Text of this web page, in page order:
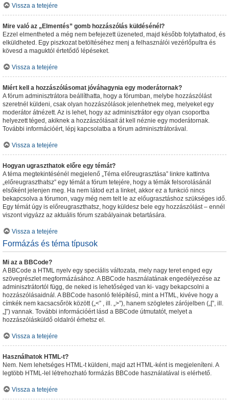
Vissza a tetejére
Mire való az „Elmentés” gomb hozzászólás küldésénél?
Ezzel elmentheted a még nem befejezett üzeneted, majd később folytathatod, és
elküldheted. Egy piszkozat betöltéséhez menj a felhasználói vezérlőpultra és
kövesd a maguktól értetődő lépéseket.
Vissza a tetejére
Miért kell a hozzászólásomat jóváhagynia egy moderátornak?
A fórum adminisztrátora beállíthatta, hogy a fórumban, melybe hozzászólást
szeretnél küldeni, csak olyan hozzászólások jelenhetnek meg, melyeket egy
moderátor átnézett. Az is lehet, hogy az adminisztrátor egy olyan csoportba
helyezett téged, akiknek a hozzászólásait át kell néznie egy moderátornak.
További információért, lépj kapcsolatba a fórum adminisztrátorával.
Vissza a tetejére
Hogyan ugraszthatok előre egy témát?
A téma megtekintésénél megjelenő „Téma előreugrasztása” linkre kattintva
„előreugraszthatsz” egy témát a fórum tetejére, hogy a témák felsorolásánál
elsőként jelenjen meg. Ha nem látod ezt a linket, akkor ez a funkció nincs
bekapcsolva a fórumon, vagy még nem telt le az előugrasztáshoz szükséges idő.
Egy témát úgy is előreugraszthatsz, hogy küldesz bele egy hozzászólást – ennél
viszont vigyázz az aktuális fórum szabályainak betartására.
Vissza a tetejére
Formázás és téma típusok
Mi az a BBCode?
A BBCode a HTML nyelv egy speciális változata, mely nagy teret enged egy
szövegrészlet megformázásához. A BBCode használatának engedélyezése az
adminisztrátortól függ, de neked is lehetőséged van ki- vagy bekapcsolni a
hozzászólásaidnál. A BBCode hasonló felépítésű, mint a HTML, kivéve hogy a
címkék nem kacsacsőrök között („<” , ill. „>”), hanem szögletes zárójelben („[”, ill.
„]”) vannak. További információért lásd a BBCode útmutatót, melyet a
hozzászólásküldő oldalról érhetsz el.
Vissza a tetejére
Használhatok HTML-t?
Nem. Nem lehetséges HTML-t küldeni, majd azt HTML-ként is megjeleníteni. A
legtöbb HTML-lel létrehozható formázás BBCode használatával is elérhető.
Vissza a tetejére